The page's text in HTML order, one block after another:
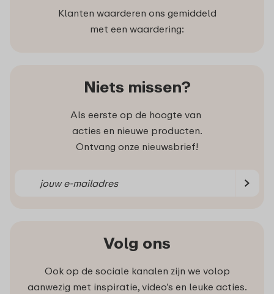
Klanten waarderen ons gemiddeld
met een waardering:
Niets missen?
Als eerste op de hoogte van
acties en nieuwe producten.
Ontvang onze nieuwsbrief!
Volg ons
Ook op de sociale kanalen zijn we volop
aanwezig met inspiratie, video’s en leuke acties.